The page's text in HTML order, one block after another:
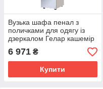
Вузька шафа пенал з
поличками для одягу із
дзеркалом Гелар кашемір
39х49.5х203.4. Шафа
пенал із дзеркалом
6 971 ₴
Купити